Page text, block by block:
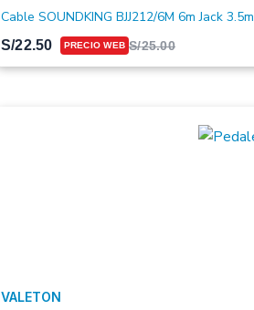
Cable SOUNDKING BJJ212/6M 6m Jack
S/25.00
S/22.50
VALETON